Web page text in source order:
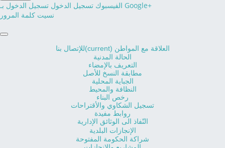
الفيسبوك تسجيل الدخول تسجيل الدخول بـ Google+
نسيت كلمة المرور
للإتصال بنا(current) العلاقة مع المواطن
الحالة المدنية
التعريف بالإمضاء
مطابقة النسخ للأصل
الجباية المحلية
النظافة والمحيط
رخص البناء
تسجيل الشكاوي والأقتراحات
روابط مفيدة
النّفاذ الى الوثائق الإدارية
الإنجازات البلدية
شراكة الحكومة المفتوحة